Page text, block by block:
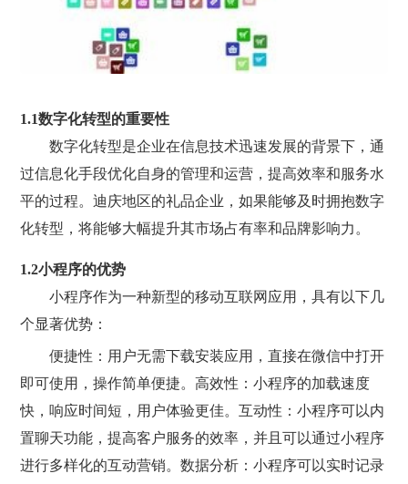
1.1数字化转型的重要性
数字化转型是企业在信息技术迅速发展的背景下，通
过信息化手段优化自身的管理和运营，提高效率和服务水
平的过程。迪庆地区的礼品企业，如果能够及时拥抱数字
化转型，将能够大幅提升其市场占有率和品牌影响力。
1.2小程序的优势
小程序作为一种新型的移动互联网应用，具有以下几
个显著优势：
便捷性：用户无需下载安装应用，直接在微信中打开
即可使用，操作简单便捷。高效性：小程序的加载速度
快，响应时间短，用户体验更佳。互动性：小程序可以内
置聊天功能，提高客户服务的效率，并且可以通过小程序
进行多样化的互动营销。数据分析：小程序可以实时记录